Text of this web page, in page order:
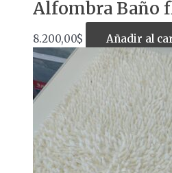
Alfombra Baño
8.200,00$ Añadir al